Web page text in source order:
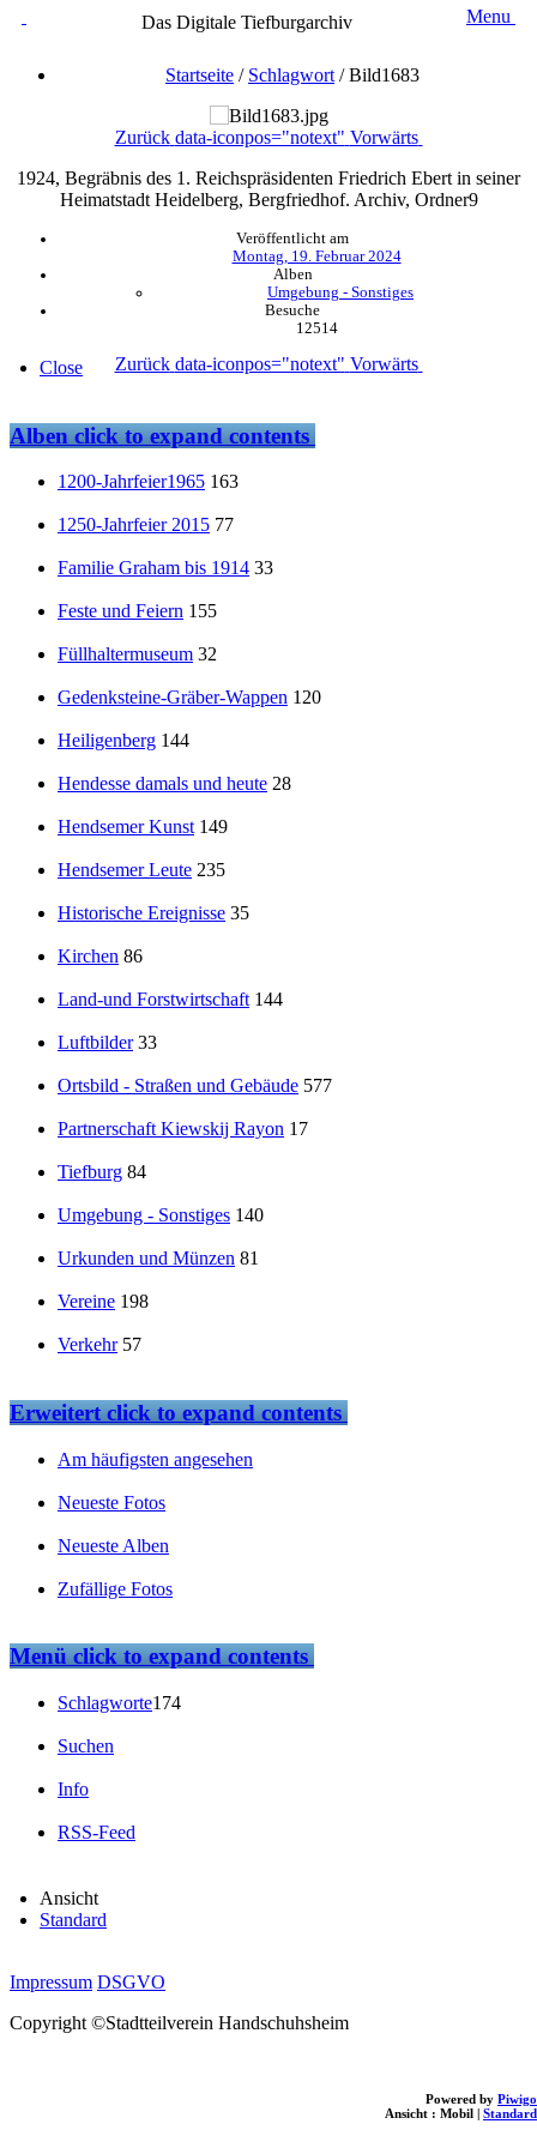
Das Digitale Tiefburgarchiv Menu
Startseite / Schlagwort /Bild1683
Zurück data-iconpos="notext" Vorwärts
1924, Begräbnis des 1. Reichspräsidenten Friedrich Ebert in seiner
Heimatstadt Heidelberg, Bergfriedhof. Archiv, Ordner9
Veröffentlicht am
Montag, 19. Februar 2024
Alben
Umgebung - Sonstiges
Besuche
12514
Zurück data-iconpos="notext" Vorwärts
Powered by Piwigo
Ansicht : Mobil | Standard
Close
Albenclick to expand contents
1200-Jahrfeier1965 163
1250-Jahrfeier 2015 77
Familie Graham bis 1914 33
Feste und Feiern 155
Füllhaltermuseum 32
Gedenksteine-Gräber-Wappen 120
Heiligenberg 144
Hendesse damals und heute 28
Hendsemer Kunst 149
Hendsemer Leute 235
Historische Ereignisse 35
Kirchen 86
Land-und Forstwirtschaft 144
Luftbilder 33
Ortsbild - Straßen und Gebäude 577
Partnerschaft Kiewskij Rayon 17
Tiefburg 84
Umgebung - Sonstiges 140
Urkunden und Münzen 81
Vereine 198
Verkehr 57
Erweitertclick to expand contents
Am häufigsten angesehen
Neueste Fotos
Neueste Alben
Zufällige Fotos
Menüclick to expand contents
Schlagworte174
Suchen
Info
RSS-Feed
Ansicht
Standard
Impressum DSGVO
Copyright ©Stadtteilverein Handschuhsheim